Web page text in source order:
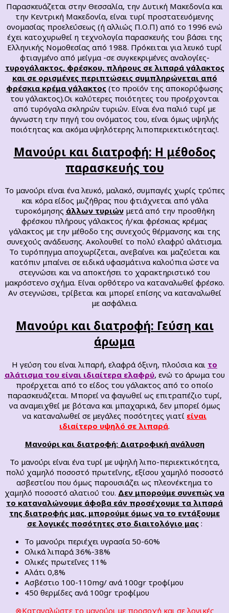
Παρασκευάζεται στην Θεσσαλία, την Δυτική Μακεδονία και
την Κεντρική Μακεδονία, είναι τυρί προστατευόμενης
ονομασίας προελεύσεως (ή αλλιώς Π.Ο.Π) από το 1996 ενώ
έχει κατοχυρωθεί η τεχνολογία παρασκευής του βάσει της
Ελληνικής Νομοθεσίας από 1988. Πρόκειται για λευκό τυρί
φτιαγμένο από μείγμα -σε συγκεκριμένες αναλογίες-
τυρογάλακτος, φρέσκου, πλήρους σε λιπαρά γάλακτος
και σε ορισμένες περιπτώσεις συμπληρώνεται από
φρέσκια κρέμα γάλακτος (το προϊόν της αποκορύφωσης
του γάλακτος).Οι καλύτερες ποιότητες του προέρχονται
από τυρόγαλα σκληρών τυριών. Είναι ένα παλιό τυρί με
άγνωστη την πηγή του ονόματος του, είναι όμως υψηλής
ποιότητας και ακόμα υψηλότερης λιποπεριεκτικότητας!.
Μανούρι και διατροφή: Η μέθοδος
παρασκευής του
Το μανούρι είναι ένα λευκό, μαλακό, συμπαγές χωρίς τρύπες
και κόρα είδος μυζήθρας που φτιάχνεται από γάλα
τυροκόμησης άλλων τυριώνμετά από την προσθήκη
φρέσκου πλήρους γάλακτος ή/και φρέσκιας κρέμας
γάλακτος με την μέθοδο της συνεχούς θέρμανσης και της
συνεχούς ανάδευσης. Ακολουθεί το πολύ ελαφρύ αλάτισμα.
Το τυρόπηγμα αποχωρίζεται, ανεβαίνει και μαζεύεται και
κατόπιν μπαίνει σε ειδικά υφασμάτινα καλούπια ώστε να
στεγνώσει και να αποκτήσει το χαρακτηριστικό του
μακρόστενο σχήμα. Είναι ορθότερο να καταναλωθεί φρέσκο.
Αν στεγνώσει, τρίβεται και μπορεί επίσης να καταναλωθεί
με ασφάλεια.
Μανούρι και διατροφή: Γεύση και
άρωμα
Η γεύση του είναι λιπαρή, ελαφρά όξινη, πλούσια και το
αλάτισμα του είναι ιδιαίτερα ελαφρύ, ενώ το άρωμα του
προέρχεται από το είδος του γάλακτος από το οποίο
παρασκευάζεται. Μπορεί να φαγωθεί ως επιτραπέζιο τυρί,
να αναμειχθεί με βότανα και μπαχαρικά, δεν μπορεί όμως
να καταναλωθεί σε μεγάλες ποσότητες γιατί είναι
ιδιαίτερο υψηλό σε λιπαρά.
Μανούρι και διατροφή: Διατροφική ανάλυση
Το μανούρι είναι ένα τυρί με υψηλή λιπο-περιεκτικότητα,
πολύ χαμηλό ποσοστό πρωτεΐνης, εξίσου χαμηλό ποσοστό
ασβεστίου που όμως παρουσιάζει ως πλεονέκτημα το
χαμηλό ποσοστό αλατιού του. Δεν μπορούμε συνεπώς να
το καταναλώνουμε άφοβα εάν προσέχουμε τα λιπαρά
της διατροφής μας, μπορούμε όμως να το εντάξουμε
σε λογικές ποσότητες στο διαιτολόγιο μας:
Το μανούρι περιέχει υγρασία 50-60%
Ολικά λιπαρά 36%-38%
Ολικές πρωτεΐνες 11%
Αλάτι 0,8%
Ασβέστιο 100-110mg/ ανά 100gr τροφίμου
450 θερμίδες ανά 100gr τροφίμου
⊗Καταναλώστε το μανούρι με προσοχή και σε λογικές